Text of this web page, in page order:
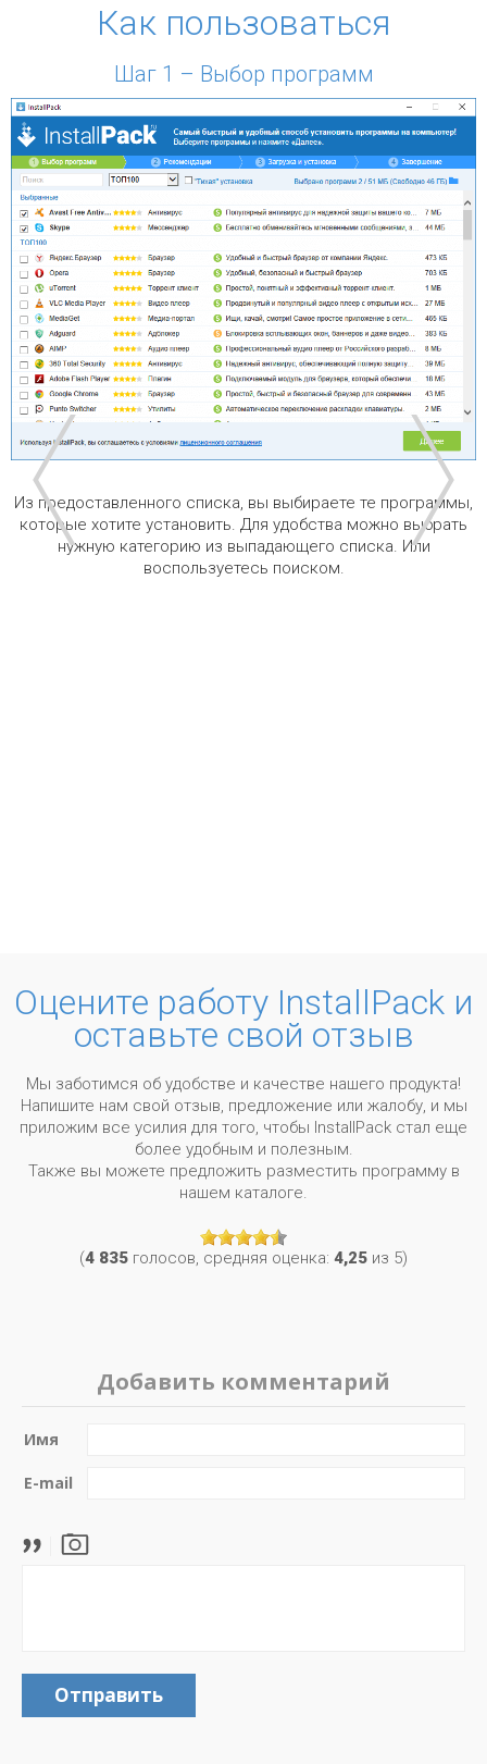
Как пользоваться
Шаг 1 – Выбор программ
Из предоставленного списка, вы выбираете те программы,
которые хотите установить. Для удобства можно выбрать
нужную категорию из выпадающего списка. Или
воспользуетесь поиском.
Оцените работу InstallPack и
оставьте свой отзыв
Мы заботимся об удобстве и качестве нашего продукта!
Напишите нам свой отзыв, предложение или жалобу, и мы
приложим все усилия для того, чтобы InstallPack стал еще
более удобным и полезным.
Также вы можете предложить разместить программу в
нашем каталоге.
(4 835 голосов, средняя оценка: 4,25 из 5)
Добавить комментарий
Имя
E-mail
Отправить